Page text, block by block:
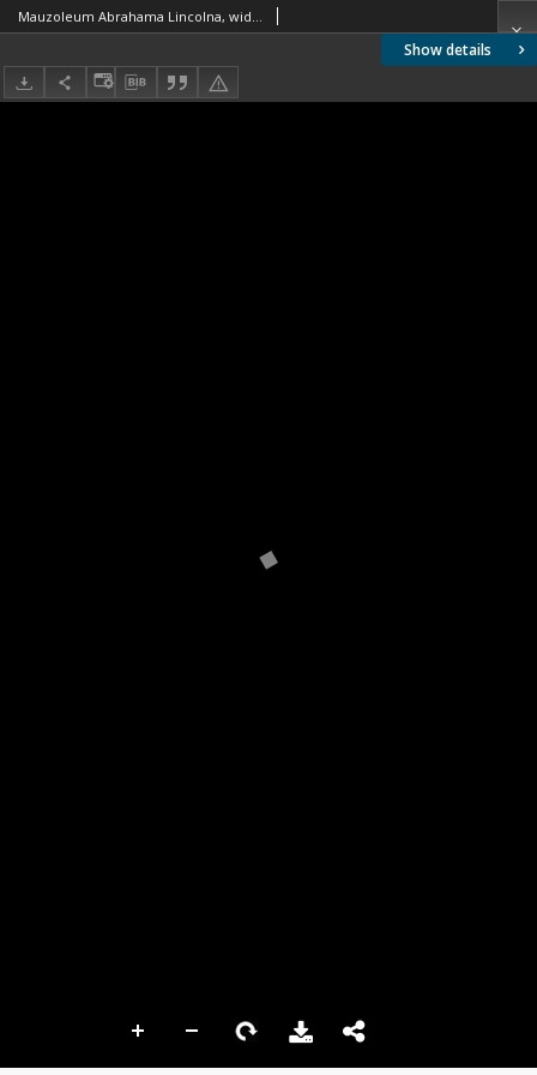
Show details
Mauzoleum Abrahama Lincolna, widok ogólny, Waszyngton, Stany Zjednoczone